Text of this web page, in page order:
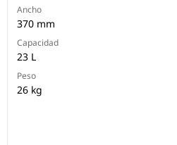
Ancho
370 mm
Capacidad
23 L
Peso
26 kg